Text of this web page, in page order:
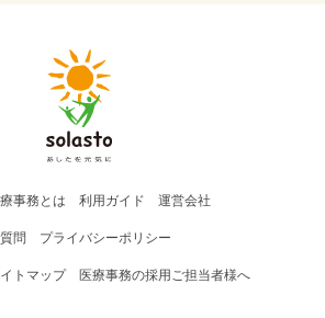
事務 とは 利用ガイド 運営会社
問 プライバシーポリシー
トマップ 医療事務の採用ご担当者様へ